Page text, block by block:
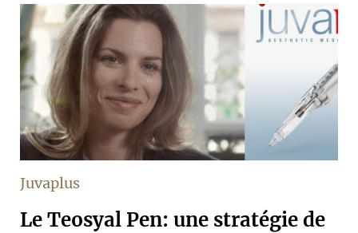
Juvaplus
Le Teosyal Pen: une stratégie de